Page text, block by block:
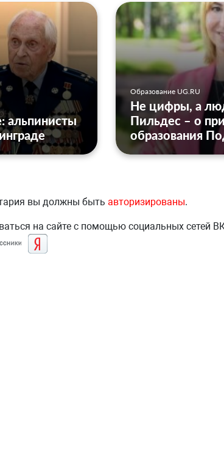
альпинисты
Образование UG.RU
Не цифры, а
Пильдес – о
образования
вы должны быть авторизированы.
на сайте с помощью социальных сетей